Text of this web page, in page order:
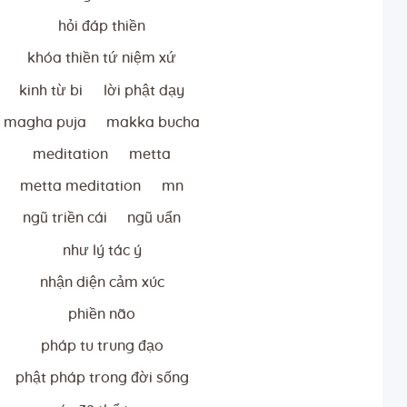
hỏi đáp thiền
khóa thiền tứ niệm xứ
kinh từ bi lời phật dạy
magha puja makka bucha
meditation metta
metta meditation mn
ngũ triền cái ngũ uẩn
như lý tác ý
nhận diện cảm xúc
phiền não
pháp tu trung đạo
phật pháp trong đời sống